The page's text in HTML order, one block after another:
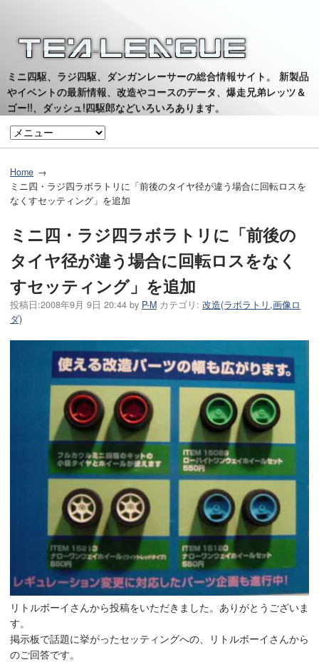
ミニ四駆、ラジ四駆、ダンガンレーサーの総合情報サイト。 新製品
やイベントの最新情報、改造やコースのデータ、爆走兄弟レッツ＆
ゴー!!、ダッシュ!四駆郎などいろいろあります。
Home
ミニ四・ラジ四ラボラトリに「前後のタイヤ径が違う場合に回転ロスを
なくすセッティング」を追加
ミニ四・ラジ四ラボラトリに「前後の
タイヤ径が違う場合に回転ロスをなく
すセッティング」を追加
投稿日:2008年9月 9日 20:44 by P-M カテゴリ: 改造(ラボラトリ,画像ロ
ダ)
リトルボーイさんから投稿をいただきました。ありがとうございま
す。
掲示板で話題に挙がったセッティングへの、リトルボーイさんから
のご回答です。